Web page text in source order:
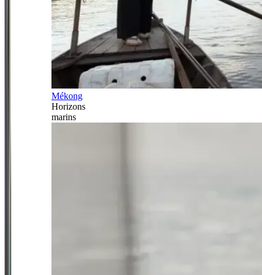
Mékong
Horizons
marins